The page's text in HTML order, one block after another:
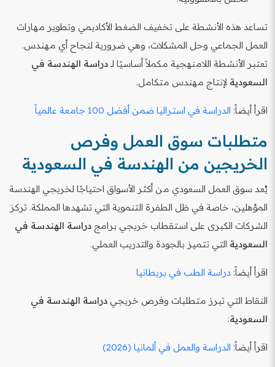
تساعد هذه الأنشطة على تخفيف الضغط الأكاديمي وتطوير مهارات
العمل الجماعي وحل المشكلات، وهي ضرورية لنجاح أي مهندس.
تعتبر الأنشطة اللامنهجية مكملاً أساسيًا لـدراسة الهندسة في
السعودية لإنتاج مهندس متكامل.
اقرأ أيضاً: الدراسة في استراليا ضمن أفضل 100 جامعة عالمياً
متطلبات سوق العمل وفرص
الخريجين من الهندسة في السعودية
يُعد سوق العمل السعودي من أكثر الأسواق احتياجًا لخريجي الهندسة
المؤهلين، خاصة في ظل الطفرة التنموية التي تشهدها المملكة. تركز
الشركات الكبرى على استقطاب خريجي برامج دراسة الهندسة في
السعودية التي تتميز بالجودة والتدريب العملي.
اقرأ أيضاً: دراسة الطب في بريطانيا
النقاط التي تبرز متطلبات وفرص خريجي دراسة الهندسة في
السعودية:
اقرأ أيضاً: الدراسة والعمل في ألمانيا (2026)